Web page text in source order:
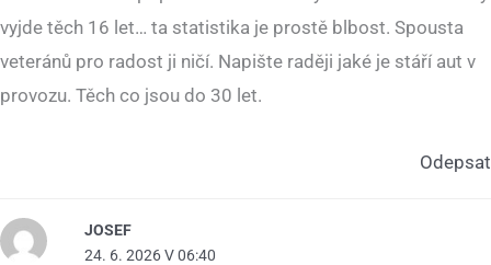
vyjde těch 16 let… ta statistika je prostě blbost. Spousta
veteránů pro radost ji ničí. Napište raději jaké je stáří aut v
provozu. Těch co jsou do 30 let.
Odepsat
JOSEF
24. 6. 2026 V 06:40